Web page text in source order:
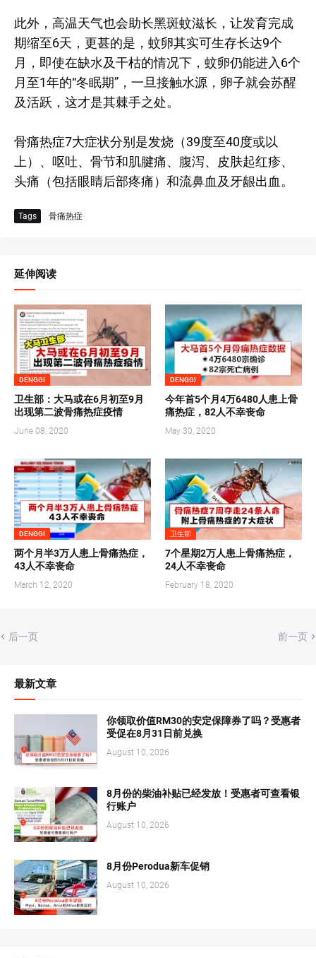
此外，高温天气也会助长黑斑蚊滋长，让发育完成
期缩至6天，更甚的是，蚊卵其实可生存长达9个
月，即使在缺水及干枯的情况下，蚊卵仍能进入6个
月至1年的“冬眠期”，一旦接触水源，卵子就会苏醒
及活跃，这才是其棘手之处。
骨痛热症7大症状分别是发烧（39度至40度或以
上）、呕吐、骨节和肌腱痛、腹泻、皮肤起红疹、
头痛（包括眼睛后部疼痛）和流鼻血及牙龈出血。
Tags 骨痛热症
延伸阅读
DENGGI
卫生部：大马或在6月初至9月
出现第二波骨痛热症疫情
June 08, 2020
DENGGI
今年首5个月4万6480人患上骨
痛热症，82人不幸丧命
May 30, 2020
DENGGI
两个月半3万人患上骨痛热症，
43人不幸丧命
March 12, 2020
卫生部
7个星期2万人患上骨痛热症，
24人不幸丧命
February 18, 2020
后一页 前一页
最新文章
你领取价值RM30的安定保障券了吗？受惠者
受促在8月31日前兑换
August 10, 2026
8月份的柴油补贴已经发放！受惠者可查看银
行账户
August 10, 2026
8月份Perodua新车促销
August 10, 2026